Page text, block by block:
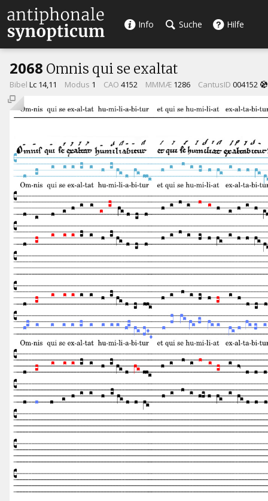
Info Suche Hilfe
2068 Omnis qui se exaltat
Bibel Lc 14,11 Modus 1 CAO 4152 MMMÆ 1286 CantusID 004152